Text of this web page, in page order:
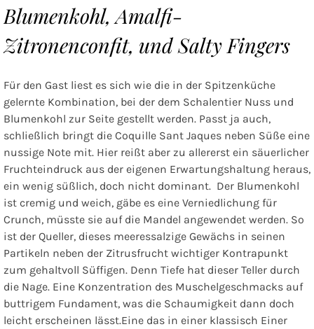
Blumenkohl, Amalfi-
Zitronenconfit, und Salty Fingers
Für den Gast liest es sich wie die in der Spitzenküche
gelernte Kombination, bei der dem Schalentier Nuss und
Blumenkohl zur Seite gestellt werden. Passt ja auch,
schließlich bringt die Coquille Sant Jaques neben Süße eine
nussige Note mit. Hier reißt aber zu allererst ein säuerlicher
Fruchteindruck aus der eigenen Erwartungshaltung heraus,
ein wenig süßlich, doch nicht dominant. Der Blumenkohl
ist cremig und weich, gäbe es eine Verniedlichung für
Crunch, müsste sie auf die Mandel angewendet werden. So
ist der Queller, dieses meeressalzige Gewächs in seinen
Partikeln neben der Zitrusfrucht wichtiger Kontrapunkt
zum gehaltvoll Süffigen. Denn Tiefe hat dieser Teller durch
die Nage. Eine Konzentration des Muschelgeschmacks auf
buttrigem Fundament, was die Schaumigkeit dann doch
leicht erscheinen lässt.Eine das in einer klassisch Einer